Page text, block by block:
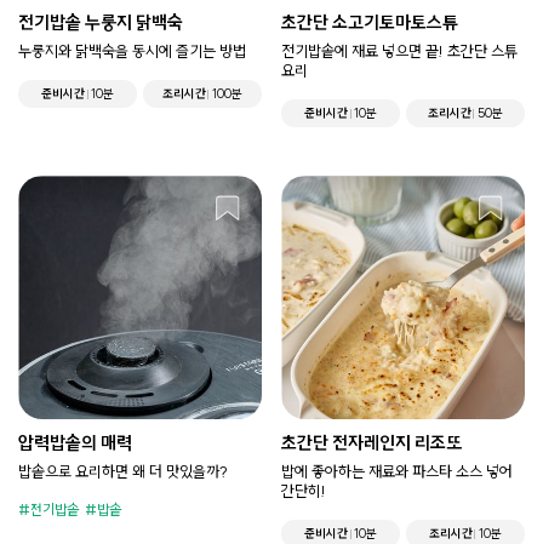
전기밥솥 누룽지 닭백숙
누룽지와 닭백숙을 동시에 즐기는 방법
준비시간 10분 조리시간 100분
초간단 소고기토마토스튜
전기밥솥에 재료 넣으면 끝! 초간단 스튜
요리
준비시간 10분 조리시간 50분
압력밥솥의 매력
밥솥으로 요리하면 왜 더 맛있을까?
전기밥솥 밥솥
초간단 전자레인지 리조또
밥에 좋아하는 재료와 파스타 소스 넣어
간단히!
준비시간 10분 조리시간 10분